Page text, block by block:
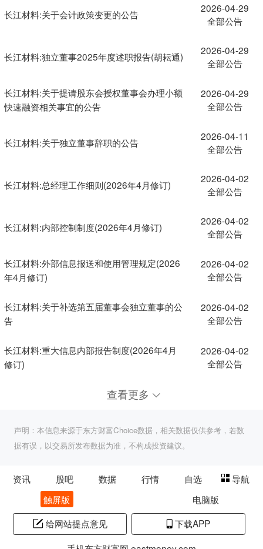
长江材料:关于会计政策变更的公告
2026-04-29
全部公告
长江材料:独立董事2025年度述职报告(胡耘通)
2026-04-29
全部公告
长江材料:关于提请股东会授权董事会办理小额
快速融资相关事宜的公告
2026-04-29
全部公告
长江材料:关于独立董事辞职的公告
2026-04-11
全部公告
长江材料:总经理工作细则(2026年4月修订)
2026-04-02
全部公告
长江材料:内部控制制度(2026年4月修订)
2026-04-02
全部公告
长江材料:外部信息报送和使用管理规定(2026
年4月修订)
2026-04-02
全部公告
长江材料:关于补选第五届董事会独立董事的公
告
2026-04-02
全部公告
长江材料:重大信息内部报告制度(2026年4月
修订)
2026-04-02
全部公告
查看更多
声明：本信息来源于东方财富Choice数据，相关数据仅供参考，若数
据有误，以交易所发布数据为准，不构成投资建议。
资讯 股吧 数据 行情 自选
导航
触屏版
电脑版
给网站提点意见
下载APP